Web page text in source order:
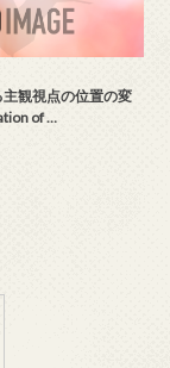
観視点の位置の変
of …